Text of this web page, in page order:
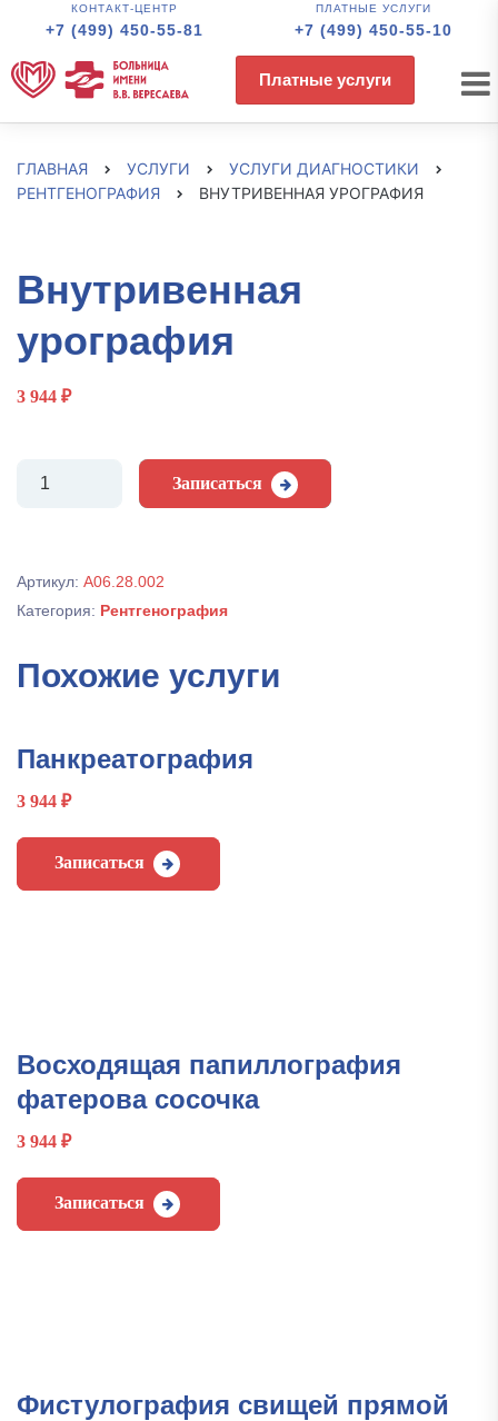
КОНТАКТ-ЦЕНТР
+7 (499) 450-55-81
ПЛАТНЫЕ УСЛУГИ
+7 (499) 450-55-10
Платные услуги
ГЛАВНАЯ УСЛУГИ
УСЛУГИ ДИАГНОСТИКИ
РЕНТГЕНОГРАФИЯ
ВНУТРИВЕННАЯ УРОГРАФИЯ
Внутривенная
урография
3 944 ₽
Внутривенная
Записаться
Артикул: А06.28.002
Категория: Рентгенография
Похожие услуги
Панкреатография
3 944 ₽
Записаться
Восходящая папиллография
фатерова сосочка
3 944 ₽
Записаться
Фистулография свищей прямой